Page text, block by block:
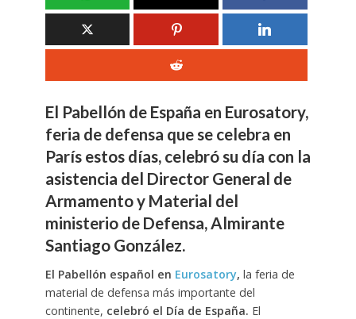
El Pabellón de España en Eurosatory,
feria de defensa que se celebra en
París estos días, celebró su día con la
asistencia del Director General de
Armamento y Material del
ministerio de Defensa, Almirante
Santiago González.
El Pabellón español en Eurosatory, la feria de
material de defensa más importante del
continente, celebró el Día de España. El